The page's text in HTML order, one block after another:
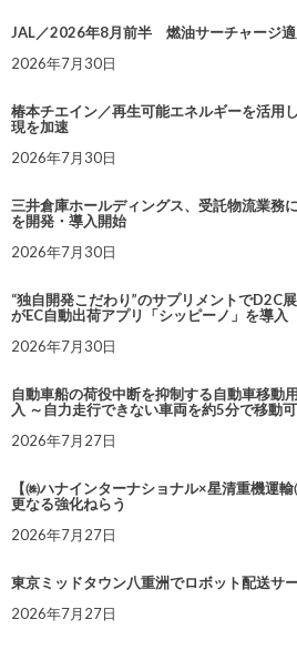
JAL／2026年8月前半 燃油サーチャージ適
2026年7月30日
椿本チエイン／再生可能エネルギーを活用
現を加速
2026年7月30日
三井倉庫ホールディングス、受託物流業務
を開発・導入開始
2026年7月30日
“独自開発こだわり”のサプリメントでD2C
がEC自動出荷アプリ「シッピーノ」を導入
2026年7月30日
自動車船の荷役中断を抑制する自動車移動
入 ～自力走行できない車両を約5分で移動
2026年7月27日
【㈱ハナインターナショナル×星清重機運
更なる強化ねらう
2026年7月27日
東京ミッドタウン八重洲でロボット配送サ
2026年7月27日